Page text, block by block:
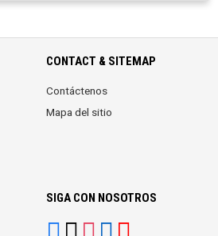
CONTACT & SITEMAP
Contáctenos
Mapa del sitio
SIGA CON NOSOTROS